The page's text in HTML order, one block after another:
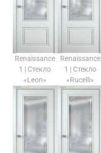
Renaissance
1 | Стекло
«Leon»
Renaissance
1 | Стекло
«Rucelli»